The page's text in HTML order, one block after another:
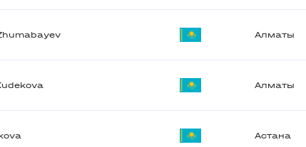
Алматы
Алматы
Астана